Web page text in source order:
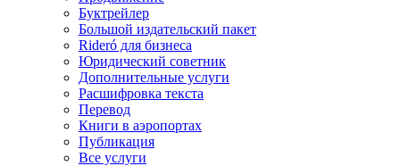
Буктрейлер
Большой издательский пакет
Rideró для бизнеса
Юридический советник
Дополнительные услуги
Расшифровка текста
Перевод
Книги в аэропортах
Публикация
Все услуги